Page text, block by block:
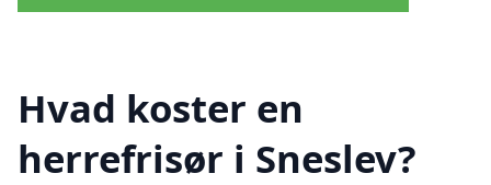
Hvad koster en
herrefrisør i Sneslev?